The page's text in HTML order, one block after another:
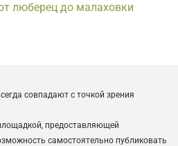
люберец до малаховки
совпадают с точкой зрения
предоставляющей
самостоятельно публиковать